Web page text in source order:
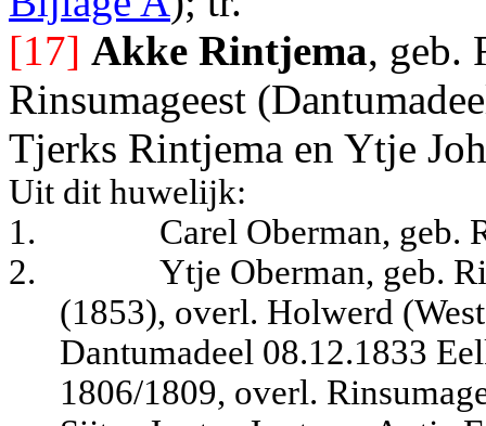
[17] Akke Rintjema, geb.
Rinsumageest
Tjerks Rintjema en Ytje
Uit dit huwelijk:
1.
Carel Oberman, geb.
2.
Ytje Oberman, geb.
(1853), overl. Holwerd
Dantumadeel 08.12.1833
1806/1809, overl.